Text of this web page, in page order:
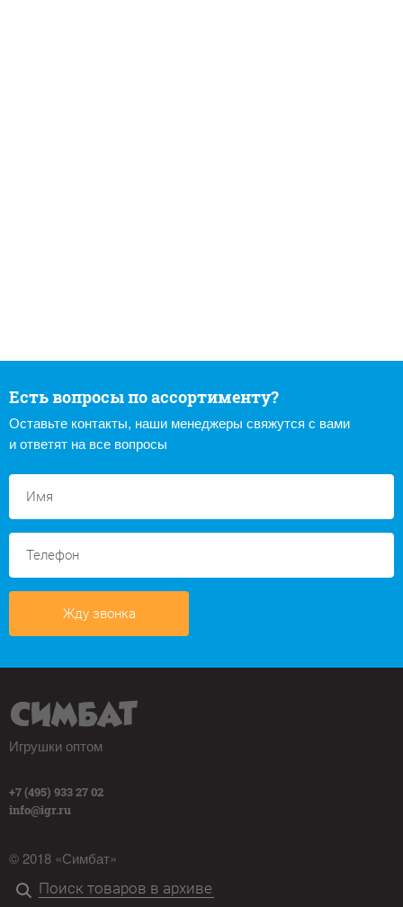
Есть вопросы по ассортименту?
Оставьте контакты, наши менеджеры свяжутся с вами
и ответят на все вопросы
Жду звонка
Игрушки оптом
+7 (495) 933 27 02
info@igr.ru
© 2018 «Симбат»